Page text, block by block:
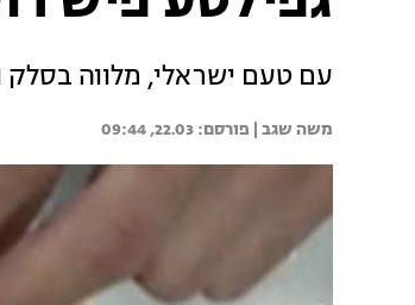
עם טעם ישראלי, מלווה בסלק
משה שגב | 22.03, 09:44